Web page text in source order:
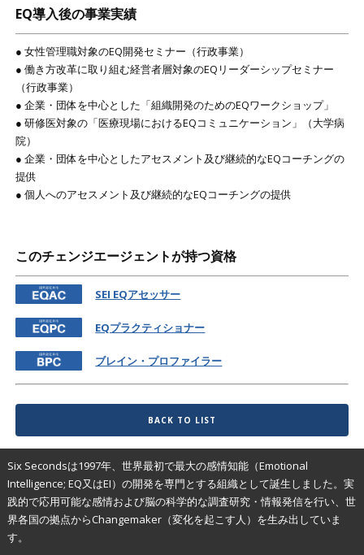
EQ導入後の事業実績
● 女性管理職対象のEQ開発セミナー（行政事業）
● 働き方改革に取り組む経営者層対象のEQリーダーシップセミナー
（行政事業）
● 企業・団体を中心とした「組織開発のためのEQワークショップ」
● 研修医対象の「医療現場におけるEQコミュニケーション」（大学病
院）
● 企業・団体を中心としたアセスメント及び継続的なEQコーチングの
提供
● 個人へのアセスメント及び継続的なEQコーチングの提供
このチェンジエージェントが持つ資格
SEI EQアセッサー
EQプラクティショナー
ブレイン・プロファイラー
BACK TO LIST
Six Secondsは1997年、世界最初で最大の感情知能（Emotional
Intelligence; EQ又はEI）の開発を専門とする組織として誕生しました。実
践的で応用可能な感情および脳の科学的な調査研究・情報発信を行い、世
界各国の拠点からChangemaker（変化を起こす人）を生み出していま
す。